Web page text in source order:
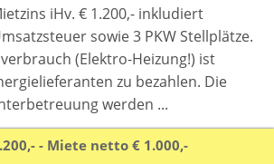
iHv. € 1.200,- inkludiert
sowie 3 PKW Stellplätze.
(Elektro-Heizung!) ist
zu bezahlen. Die
werden ...
- Miete netto € 1.000,-